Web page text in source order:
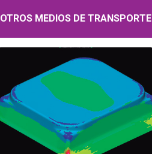
OTROS MEDIOS DE TRANSPORTE